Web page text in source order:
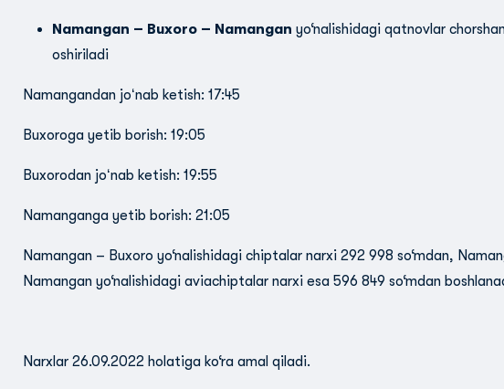
Namangan – Buxoro – Namangan yo‘nalishidagi qatnovlar
oshiriladi
Namangandan joʻnab ketish: 17:45
Buxoroga yetib borish: 19:05
Buxorodan joʻnab ketish: 19:55
Namanganga yetib borish: 21:05
Namangan – Buxoro yo‘nalishidagi chiptalar narxi 292 998 so‘mdan,
Namangan yo‘nalishidagi aviachiptalar narxi esa 596 849 so‘mdan
Narxlar 26.09.2022 holatiga ko‘ra amal qiladi.